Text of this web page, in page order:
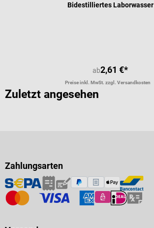
Bidestilliertes Laborwasser
ab2,61 €*
Preise inkl. MwSt. zzgl. Versandkosten
Zuletzt angesehen
Zahlungsarten